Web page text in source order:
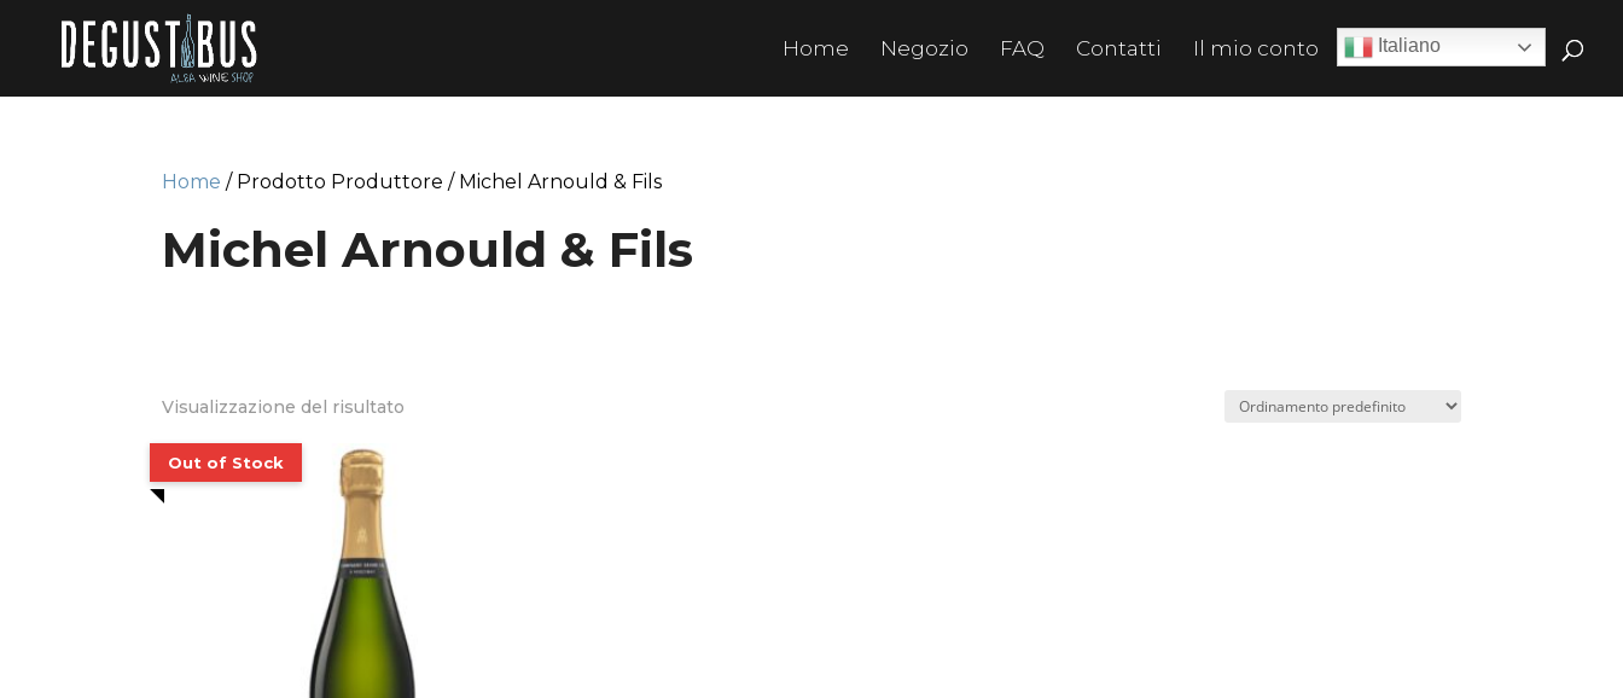
Home Negozio FAQ Contatti Il mio conto
Home / Prodotto Produttore / Michel Arnould & Fils
Michel Arnould & Fils
Visualizzazione del risultato
Italiano